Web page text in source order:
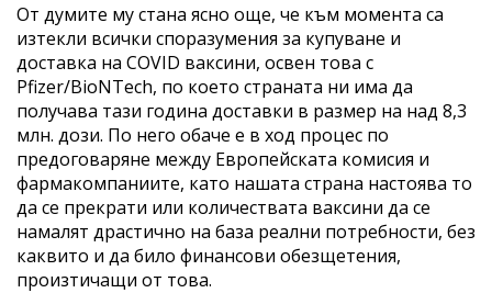
От думите му стана ясно още, че към момента са
изтекли всички споразумения за купуване и
доставка на COVID ваксини, освен това с
Pfizer/BioNTech, по което страната ни има да
получава тази година доставки в размер на над 8,3
млн. дози. По него обаче е в ход процес по
предоговаряне между Европейската комисия и
фармакомпаниите, като нашата страна настоява то
да се прекрати или количествата ваксини да се
намалят драстично на база реални потребности, без
каквито и да било финансови обезщетения,
произтичащи от това.